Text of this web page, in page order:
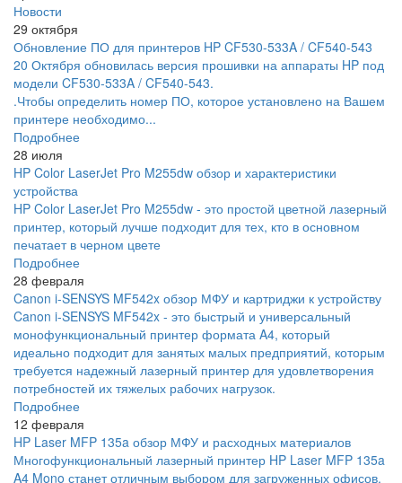
Новости
29 октября
Обновление ПО для принтеров HP CF530-533A / CF540-543
20 Октября обновилась версия прошивки на аппараты HP под
модели CF530-533A / CF540-543.
.Чтобы определить номер ПО, которое установлено на Вашем
принтере необходимо...
Подробнее
28 июля
HP Color LaserJet Pro M255dw обзор и характеристики
устройства
HP Color LaserJet Pro M255dw - это простой цветной лазерный
принтер, который лучше подходит для тех, кто в основном
печатает в черном цвете
Подробнее
28 февраля
Canon i-SENSYS MF542x обзор МФУ и картриджи к устройству
Canon i-SENSYS MF542x - это быстрый и универсальный
монофункциональный принтер формата A4, который
идеально подходит для занятых малых предприятий, которым
требуется надежный лазерный принтер для удовлетворения
потребностей их тяжелых рабочих нагрузок.
Подробнее
12 февраля
HP Laser MFP 135a обзор МФУ и расходных материалов
Многофункциональный лазерный принтер HP Laser MFP 135a
A4 Mono станет отличным выбором для загруженных офисов,